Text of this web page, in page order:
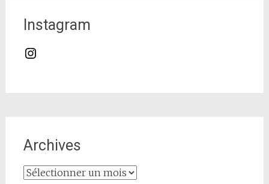
Instagram
Instagram
Archives
Archives